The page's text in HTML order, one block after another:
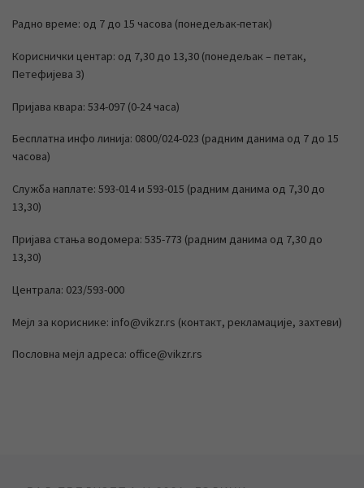
Радно време: од 7 до 15 часова (понедељак-петак)
Кориснички центар: од 7,30 до 13,30 (понедељак – петак,
Петефијева 3)
Пријава квара: 534-097 (0-24 часа)
Бесплатна инфо линија: 0800/024-023 (радним данима од 7 до 15
часова)
Служба наплате: 593-014 и 593-015 (радним данима од 7,30 до
13,30)
Пријава стања водомера: 535-773 (радним данима од 7,30 до
13,30)
Централа: 023/593-000
Мејл за кориснике: info@vikzr.rs (контакт, рекламације, захтеви)
Пословна мејл адреса: office@vikzr.rs